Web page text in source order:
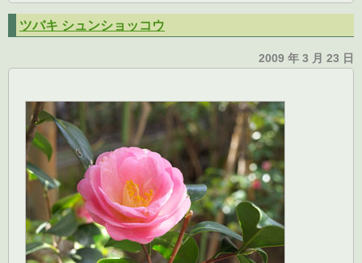
ツバキ シュンショッコウ
2009 年 3 月 23 日